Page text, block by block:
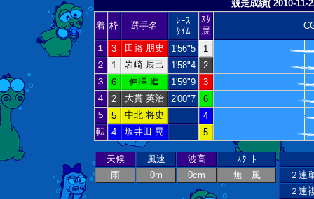
競走成績( 2010-11-
着 枠 選手名
ﾚｰｽ
ﾀｲﾑ
ｽﾀ
展
１ 3 田路 朋史 1'56"5
1
２
1 岩崎 辰己 1'58"4
2
３
6 伸澤 進 1'59"9
3
４
2 大貫 英治 2'00"7
6
５
5 中北 将史
4
転 4 坂井田 晃 5
天候 風速 波高
ｽﾀｰﾄ
雨
0m 0cm 無 風
２連
２連